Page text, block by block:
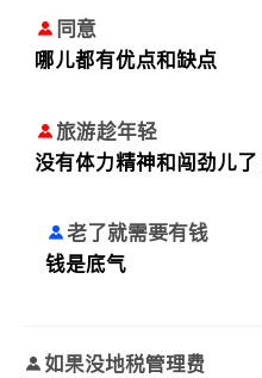
同意
哪儿都有优点和缺点
旅游趁年轻
没有体力精神和闯劲儿
老了就需要有钱
钱是底气
如果没地税管理费